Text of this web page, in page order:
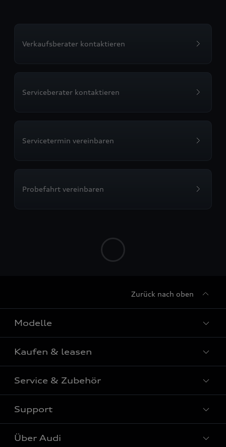
Verkaufsberater kontaktieren
Serviceberater kontaktieren
Servicetermin vereinbaren
Probefahrt vereinbaren
Zurück nach oben
Modelle
Alle Modelle
Modelle vergleichen
Elektromodelle
Plug-in-Hybride
Kaufen & leasen
Neuwagensuche
Gebrauchtwagensuche
Gebrauchtwagen
Service & Zubehör
Saisonale Angebote
Audi Services
Support
Kundenservice
Über Audi